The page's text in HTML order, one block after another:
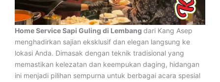
Home Service Sapi Guling di Lembang dari Kang Asep
menghadirkan sajian eksklusif dan elegan langsung ke
lokasi Anda. Dimasak dengan teknik tradisional yang
memastikan kelezatan dan keempukan daging, hidangan
ini menjadi pilihan sempurna untuk berbagai acara spesial